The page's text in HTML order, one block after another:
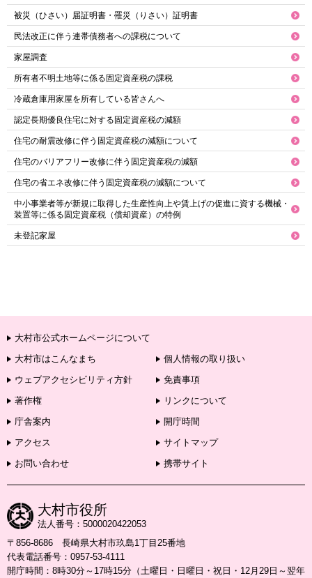
被災（ひさい）届証明書・罹災（りさい）証明書
民法改正に伴う連帯債務者への課税について
家屋調査
所有者不明土地等に係る固定資産税の課税
冷蔵倉庫用家屋を所有している皆さんへ
認定長期優良住宅に対する固定資産税の減額
住宅の耐震改修に伴う固定資産税の減額について
住宅のバリアフリー改修に伴う固定資産税の減額
住宅の省エネ改修に伴う固定資産税の減額について
中小事業者等が新規に取得した生産性向上や賃上げの促進に資する機械・
装置等に係る固定資産税（償却資産）の特例
未登記家屋
大村市公式ホームページについて
大村市はこんなまち
個人情報の取り扱い
ウェブアクセシビリティ方針
免責事項
著作権
リンクについて
庁舎案内
開庁時間
アクセス
サイトマップ
お問い合わせ
携帯サイト
大村市役所
法人番号：5000020422053
〒856-8686 長崎県大村市玖島1丁目25番地
代表電話番号：0957-53-4111
開庁時間：8時30分～17時15分（土曜日・日曜日・祝日・12月29日～翌年